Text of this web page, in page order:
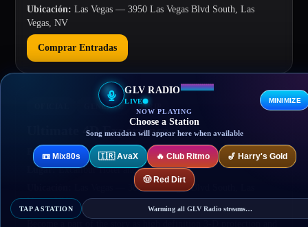
Ubicación: Las Vegas — 3950 Las Vegas Blvd South, Las
Vegas, NV
Comprar Entradas
GENERAL STRIP
Ultimate 4D Experience
Fecha : vie, 7 de ago de 2026, 7:00 p.m.
Lugar: Excalibur Hotel and Casino
— 3850 Las Vegas Blvd South, Las
Vegas, NV
GLV RADIO
LIVE
NOW PLAYING
Choose a Station
Song metadata will appear here when available
MINIMIZE
📼 Mix80s 🇮🇷 AvaX 🔥 Club Ritmo 🎷 Harry's Gold
🤠 Red Dirt
TAP A STATION Warming all GLV Radio streams…